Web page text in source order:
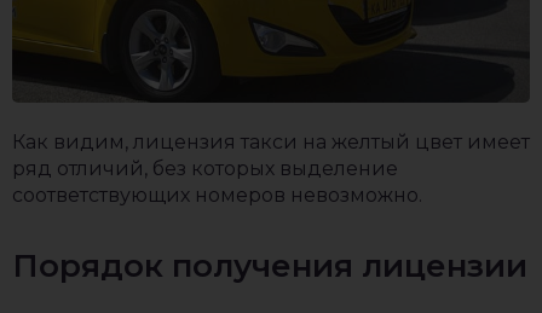
Как видим, лицензия такси на желтый цвет имеет
ряд отличий, без которых выделение
соответствующих номеров невозможно.
Порядок получения лицензии